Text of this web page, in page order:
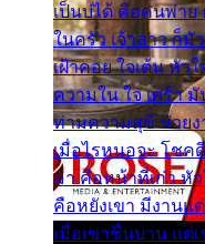
เป็นบ่ได้ คือคนพ่าย
ในครัว เจ้าสาว ก็มั
เฝ้าคอย ใจเต้น หัว
ความใน ใจ เศร้า
ท่ามความสุขี ช่วยง
เมื่อไรหนอจะ โชค
มา คือหน้าที่เก่า หั
คือหยังเขา มีงานแ
เมื่อเขาชื่นบาน แต่